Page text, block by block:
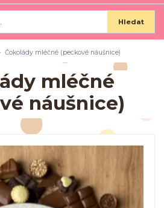
Hledat
Čokolády mléčné (peckové náušnice)
mléčné
náušnice)